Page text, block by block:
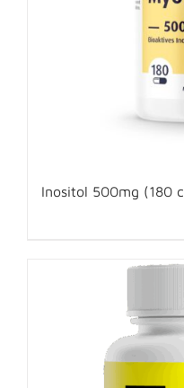
Inositol 500mg (180